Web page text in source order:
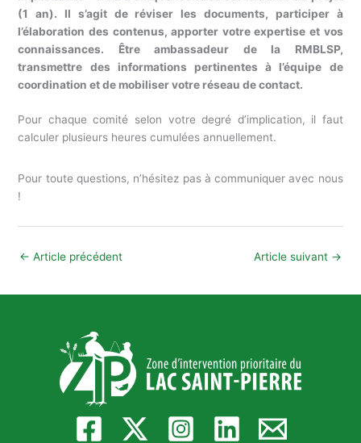
(1 an). Il s’agit de réviser les documents, participer à
l’élaboration des contenus, apporter votre expertise et vos
connaissances. Être ambassadeur de la RMBLSP,
transmettre des informations pertinentes à l’équipe de
coordination et de mobiliser votre réseau de contact.
Pour chaque comité selon votre degré d’implication, il faut
calculer plusieurs heures cumulées annuellement.
Pour toute questions, n’hésitez pas à communiquer avec nous
!
← Article précédent Article suivant →